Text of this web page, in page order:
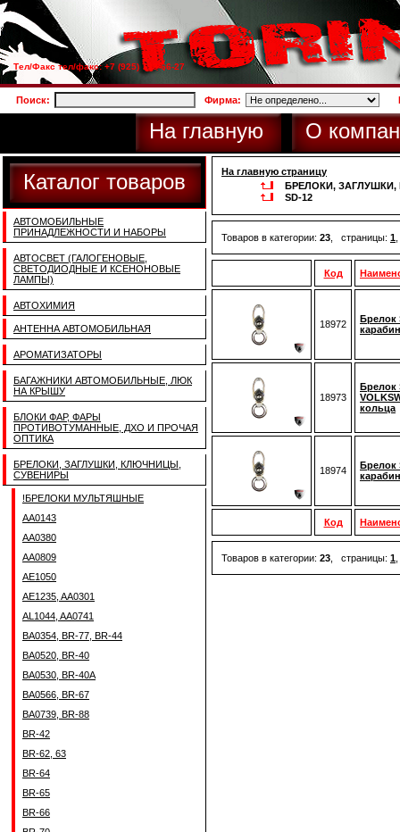
Тел/Факс тел/факс: +7 (925) 733-66-27
Поиск: Фирма:
На главную О
Каталог товаров
АВТОМОБИЛЬНЫЕ
ПРИНАДЛЕЖНОСТИ И НАБОРЫ
АВТОСВЕТ (ГАЛОГЕНОВЫЕ,
СВЕТОДИОДНЫЕ И КСЕНОНОВЫЕ
ЛАМПЫ)
АВТОХИМИЯ
АНТЕННА АВТОМОБИЛЬНАЯ
АРОМАТИЗАТОРЫ
БАГАЖНИКИ АВТОМОБИЛЬНЫЕ, ЛЮК
НА КРЫШУ
БЛОКИ ФАР, ФАРЫ
ПРОТИВОТУМАННЫЕ, ДХО И ПРОЧАЯ
ОПТИКА
БРЕЛОКИ, ЗАГЛУШКИ, КЛЮЧНИЦЫ,
СУВЕНИРЫ
!БРЕЛОКИ МУЛЬТЯШНЫЕ
AA0143
AA0380
AA0809
AE1050
AE1235, AA0301
AL1044, AA0741
BA0354, BR-77, BR-44
BA0520, BR-40
BA0530, BR-40A
BA0566, BR-67
BA0739, BR-88
BR-42
BR-62, 63
BR-64
BR-65
BR-66
На главную страницу
БРЕЛОКИ,
SD-12
Товаров в категории: 23 , страницы: 1
Код
18972
Брелок
18973
Брелок
кольца
18974
Брелок
Код
Товаров в категории: 23 , страницы: 1